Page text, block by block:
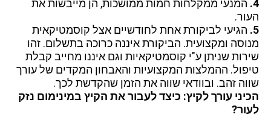
4. המנעי ממקלחות חמות ממושכות, הן מייבשות את
העור.
5. הגיעי לביקורת אחת לחודשיים אצל קוסמטיקאית
מנוסה ומקצועית. הביקורת איננה כרוכה בתשלום. זהו
שירות שניתן ע"י קוסמטיקאיות וגם איננו מחייב קבלת
טיפול. ההמלצות המקצועיות והאבחון המקדים של עורך
שווה זהב. ובוודאי שווה את הזמן שהקדשת לכך.
הכיני עורך לקיץ: כיצד לעבור את הקיץ במינימום נזק
לעור?